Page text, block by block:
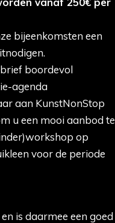
bijeenkomsten een
boordevol
agenda
aan KunstNonStop
u een mooi aanbod te
op
voor de periode
is daarmee een goed